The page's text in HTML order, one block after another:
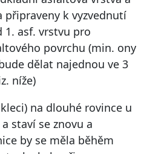
připraveny k vyzvednutí
1. asf. vrstvu pro
povrchu (min. ony
dělat najednou ve 3
níže)
na dlouhé rovince u
staví se znovu a
by se měla běhěm